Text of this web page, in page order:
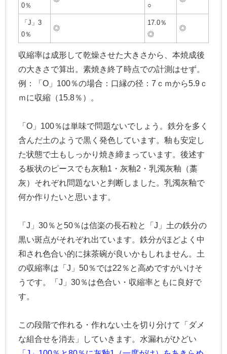
0％
○
「J」3
0％
◎
17.0％
◎
◎
収縮率は成形して乾燥させた大きさから、本焼成後
の大きさで算出。素焼き終了時点での計測はせず。
例：「O」100％の場合：口縁の径：7ｃｍから5.9ｃ
ｍに収縮（15.8％）。
「O」100％は単味で問題ないでしょう。鉄分を多く
含んだ土のようで黒く発色しています。釉も安定し
た状態で土もしっかり焼き締まっています。後述す
る板状のピースでも灰釉1・灰釉2・乳濁灰釉（藁
灰）それぞれ問題ないと判断しました。乳濁灰釉で
何か作りたいと思います。
「J」30％と50％は信楽の長石粒と「J」土の鉄分の
黒い斑点がそれぞれ出ています。鉄分がほどよく中
和され色合い的に抹茶碗が良いかもしれません。土
の収縮率は「J」50％では22％と高めですがいけそ
うです。「J」30％は色合い・収縮率ともに良好で
す。
この段階で作れる・作れない土を切り分けて「ダメ
な組合せを消去」していきます。水漏れがひどい